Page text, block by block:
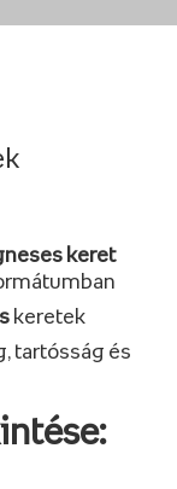
keret
keretek
tartósság és